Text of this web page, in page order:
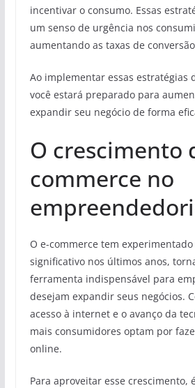
incentivar o consumo. Essas
um senso de urgência nos
aumentando as taxas de
Ao implementar essas estratégias
você estará preparado para
expandir seu negócio de forma
O crescimento
commerce no
O e-commerce tem
significativo nos últimos anos,
ferramenta indispensável para
desejam expandir seus negócios.
acesso à internet e o avanço da
mais consumidores optam por
online.
Para aproveitar esse crescimento,